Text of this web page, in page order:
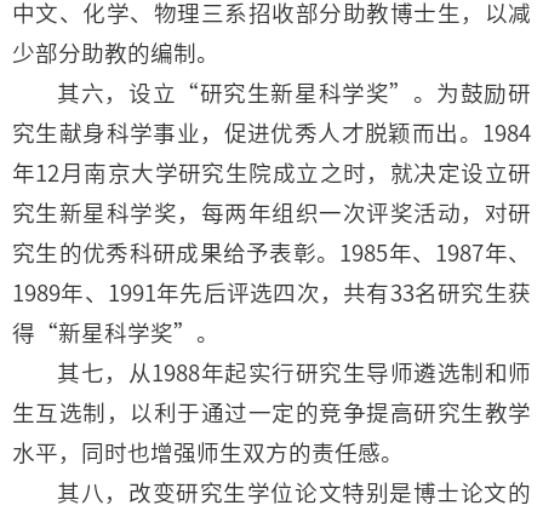
中文、化学、物理三系招收部分助教博士生，以减
少部分助教的编制。
其六，设立“研究生新星科学奖”。为鼓励研
究生献身科学事业，促进优秀人才脱颖而出。1984
年12月南京大学研究生院成立之时，就决定设立研
究生新星科学奖，每两年组织一次评奖活动，对研
究生的优秀科研成果给予表彰。1985年、1987年、
1989年、1991年先后评选四次，共有33名研究生获
得“新星科学奖”。
其七，从1988年起实行研究生导师遴选制和师
生互选制，以利于通过一定的竞争提高研究生教学
水平，同时也增强师生双方的责任感。
其八，改变研究生学位论文特别是博士论文的